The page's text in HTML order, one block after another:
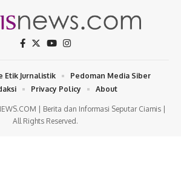
| Berita dan Informasi Seputar Ciamis |
All Rights Reserved.
Etik Jurnalistik
Pedoman Media Siber
Privacy Policy About